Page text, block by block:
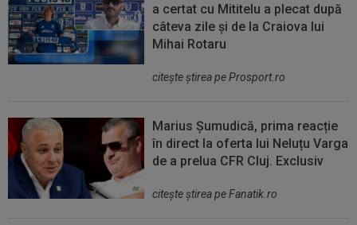
a certat cu Mititelu a plecat după
câteva zile și de la Craiova lui
Mihai Rotaru
citeşte ştirea pe Prosport.ro
Marius Șumudică, prima reacție
în direct la oferta lui Neluțu Varga
de a prelua CFR Cluj. Exclusiv
citeşte ştirea pe Fanatik.ro